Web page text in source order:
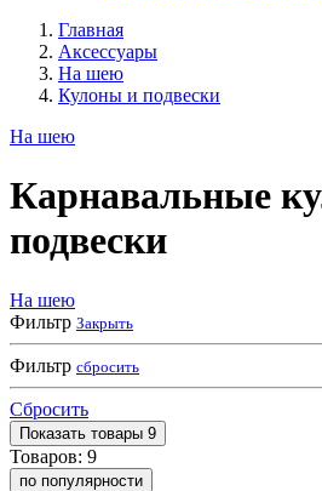
Главная
Аксессуары
На шею
Кулоны и подвески
На шею
Карнавальные
подвески
На шею
Фильтр Закрыть
Фильтр сбросить
Сбросить
Показать товары 9
Товаров: 9
по популярности